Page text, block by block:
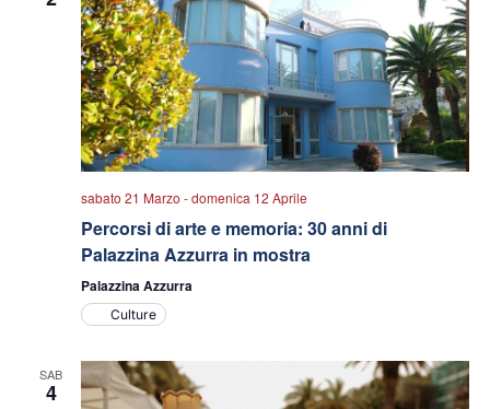
sabato 21 Marzo -domenica 12 Aprile
Percorsi di arte e memoria: 30 anni di
Palazzina Azzurra in mostra
Palazzina Azzurra
Culture
SAB
4